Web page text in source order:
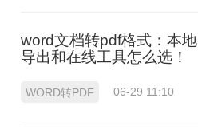
word文档转pdf格式：本地
导出和在线工具怎么选！
WORD转PDF 06-29 11:10